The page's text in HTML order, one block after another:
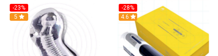
-23%
Hot
5
-28%
Hot
4.6